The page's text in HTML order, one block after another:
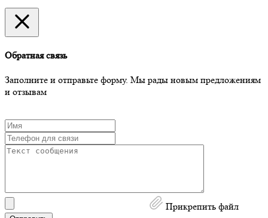
Обратная связь
Заполните и отправьте форму. Мы рады новым предложениям
и отзывам
Прикрепить файл